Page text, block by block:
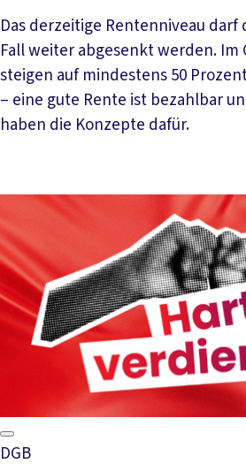
Das derzeitige Rentenniveau darf
Fall weiter abgesenkt werden. Im
steigen auf mindestens 50
– eine gute Rente ist bezahlbar
haben die Konzepte dafür.
DGB